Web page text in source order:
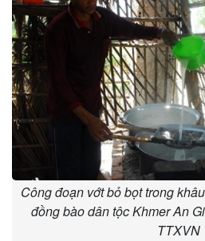
Công đoạn vớt bỏ bọt trong
đồng bào dân tộc Khmer An
TTXVN